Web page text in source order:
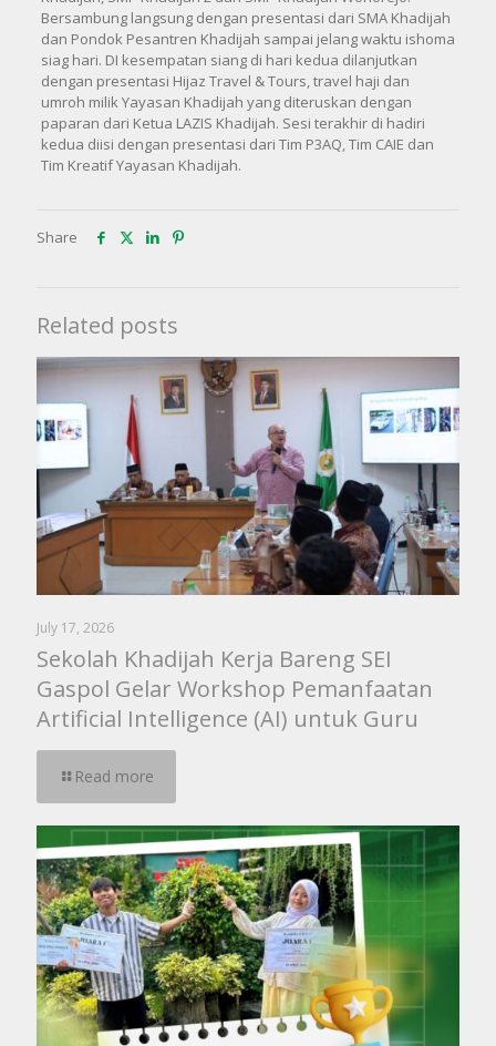
Bersambung langsung dengan presentasi dari SMA Khadijah
dan Pondok Pesantren Khadijah sampai jelang waktu ishoma
siag hari. DI kesempatan siang di hari kedua dilanjutkan
dengan presentasi Hijaz Travel & Tours, travel haji dan
umroh milik Yayasan Khadijah yang diteruskan dengan
paparan dari Ketua LAZIS Khadijah. Sesi terakhir di hadiri
kedua diisi dengan presentasi dari Tim P3AQ, Tim CAIE dan
Tim Kreatif Yayasan Khadijah.
Share
Related posts
July 17, 2026
Sekolah Khadijah Kerja Bareng SEI
Gaspol Gelar Workshop Pemanfaatan
Artificial Intelligence (AI) untuk Guru
Read more